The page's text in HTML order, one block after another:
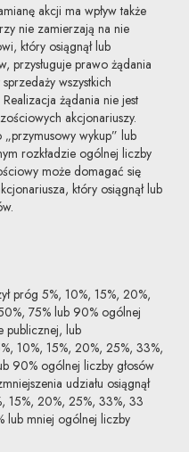
akcji ma wpływ także
nie zamierzają na nie
który osiągnął lub
przysługuje prawo żądania
wszystkich
żądania nie jest
akcjonariuszy.
„przymusowy wykup” lub
rozkładzie ogólnej liczby
może domagać się
który osiągnął lub
próg 5%, 10%, 15%, 20%,
75% lub 90% ogólnej
publicznej, lub
10%, 15%, 20%, 25%, 33%,
90% ogólnej liczby głosów
udziału osiągnął
15%, 20%, 25%, 33%, 33
lub mniej ogólnej liczby